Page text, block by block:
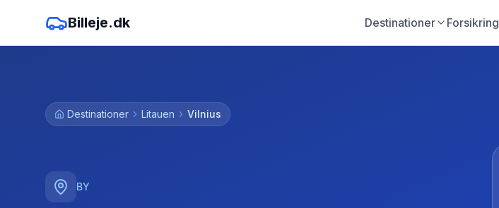
Billeje.dk Destinationer Forsikring
Destinationer Litauen Vilnius
BY